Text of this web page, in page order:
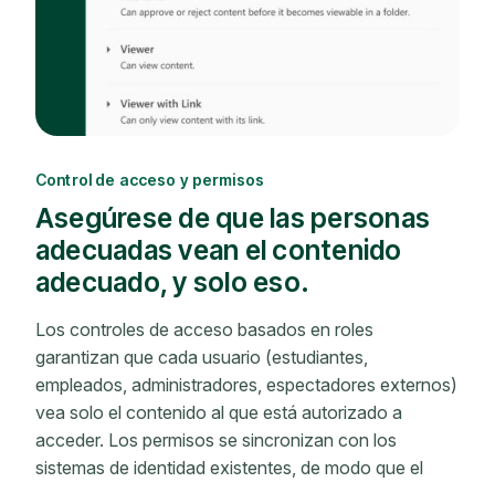
Control de acceso y permisos
Asegúrese de que las personas
adecuadas vean el contenido
adecuado, y solo eso.
Los controles de acceso basados ​​en roles
garantizan que cada usuario (estudiantes,
empleados, administradores, espectadores externos)
vea solo el contenido al que está autorizado a
acceder. Los permisos se sincronizan con los
sistemas de identidad existentes, de modo que el